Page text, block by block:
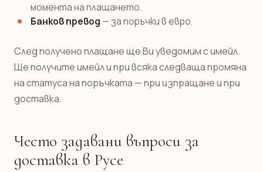
момента на плащането.
Банков превод — за поръчки в евро.
След получено плащане ще Ви уведомим с имейл.
Ще получите имейл и при всяка следваща промяна
на статуса на поръчката — при изпращане и при
доставка.
Често задавани въпроси за
доставка в Русе